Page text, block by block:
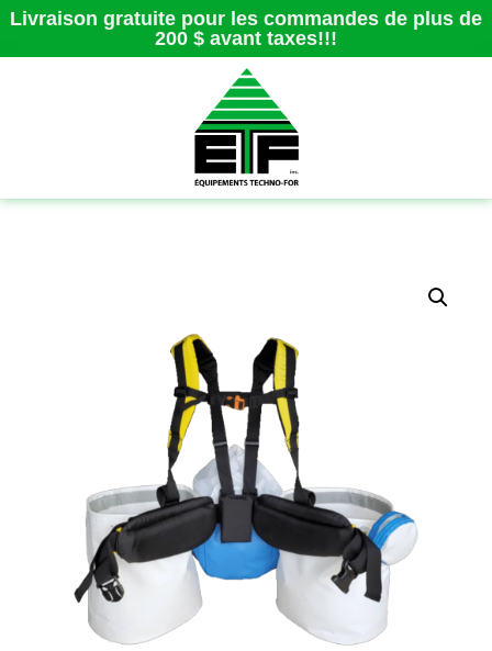
Livraison gratuite pour les commandes de plus de
200 $ avant taxes!!!